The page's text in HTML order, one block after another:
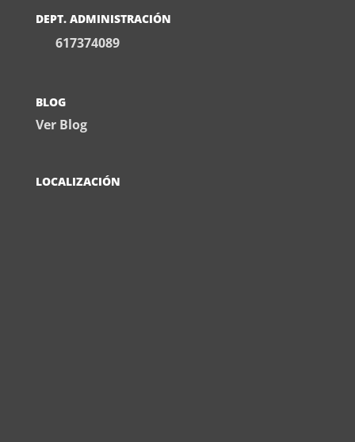
DEPT. ADMINISTRACIÓN
617374089
BLOG
Ver Blog
LOCALIZACIÓN